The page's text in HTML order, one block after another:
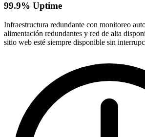
99.9% Uptime
Infraestructura redundante con monitoreo
alimentación redundantes y red de alta
sitio web esté siempre disponible sin